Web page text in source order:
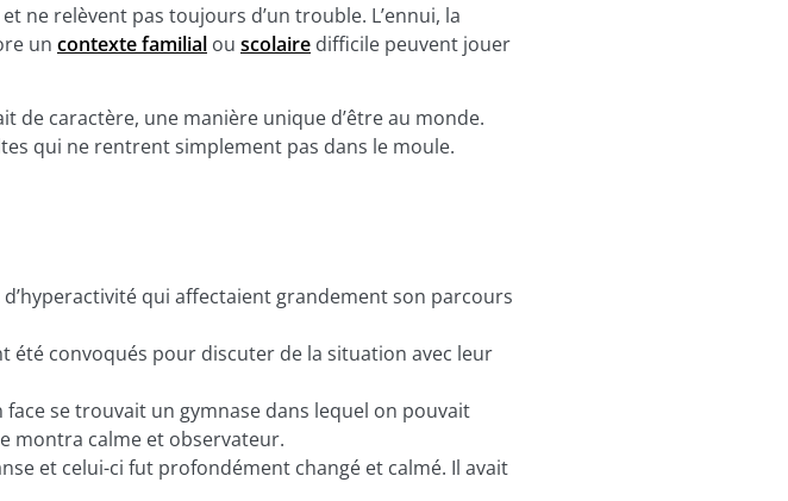
ne relèvent pas toujours d’un trouble. L’ennui, la
un contexte familial ou scolaire difficile peuvent jouer
de caractère, une manière unique d’être au monde.
qui ne rentrent simplement pas dans le moule.
qui affectaient grandement son parcours
été convoqués pour discuter de la situation avec leur
se trouvait un gymnase dans lequel on pouvait
montra calme et observateur.
et celui-ci fut profondément changé et calmé. Il avait